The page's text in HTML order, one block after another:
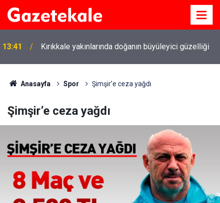
13:41 Kırıkkale yakınlarında doğanın büyüleyici güzelliği
Anasayfa Spor Şimşir’e ceza yağdı
Şimşir’e ceza yağdı